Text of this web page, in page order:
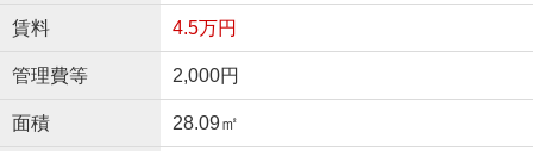
賃料 4.5万円
管理費等 2,000円
面積 28.09㎡